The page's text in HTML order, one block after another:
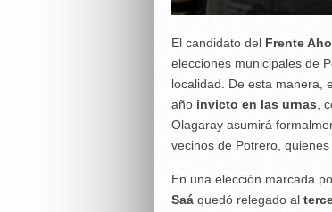
El candidato del Frente
elecciones municipales de
localidad. De esta manera,
año invicto en las urnas,
Olagaray asumirá
vecinos de Potrero,
En una elección marcada
Saáquedó relegado al